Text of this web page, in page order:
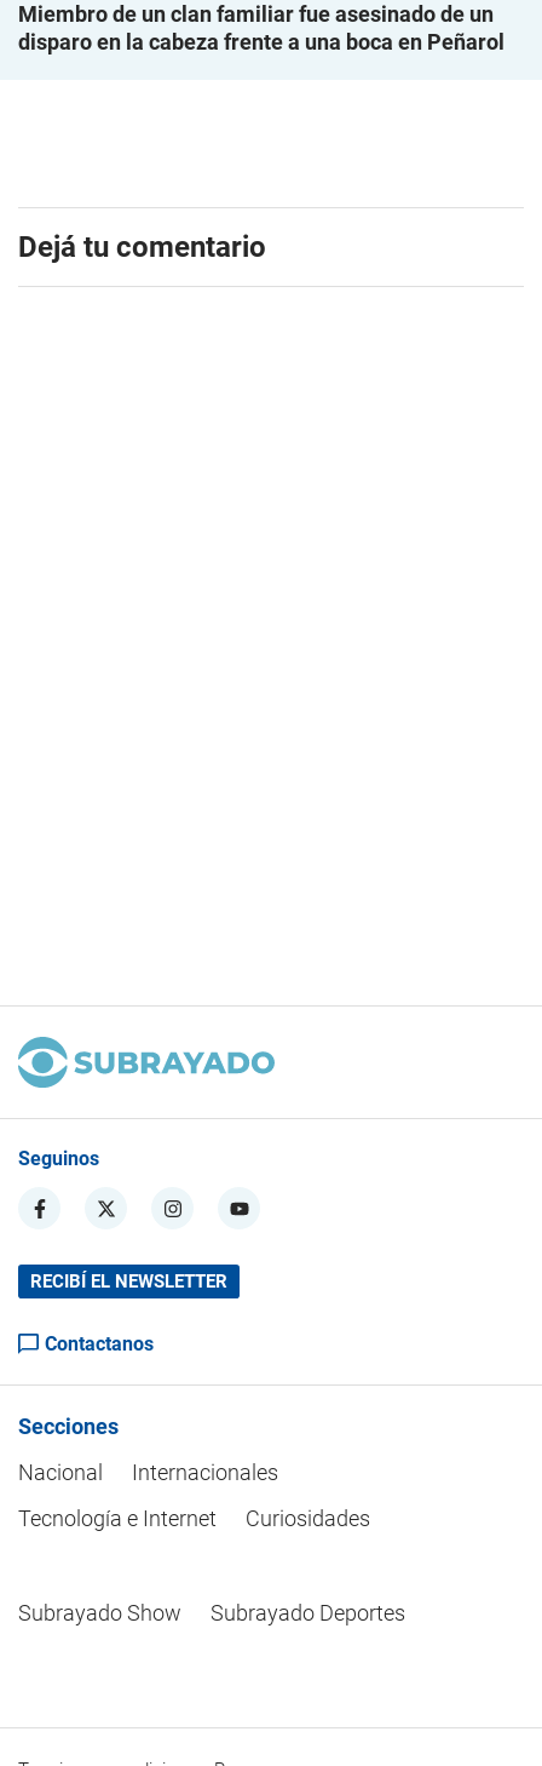
Miembro de un clan familiar fue asesinado de un
disparo en la cabeza frente a una boca en Peñarol
Dejá tu comentario
Seguinos
RECIBÍ EL NEWSLETTER
Contactanos
Secciones
Nacional
Internacionales
Tecnología e Internet
Curiosidades
Subrayado Show Subrayado Deportes